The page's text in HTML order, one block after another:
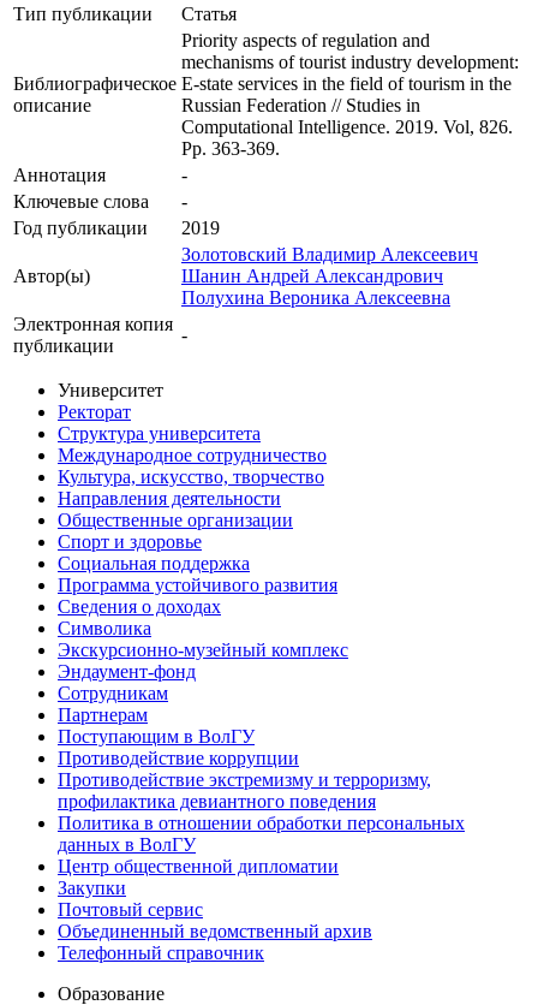
Тип публикации
Статья
Библиографическое
описание
Priority aspects of regulation and
mechanisms of tourist industry development:
E-state services in the field of tourism in the
Russian Federation // Studies in
Computational Intelligence. 2019. Vol, 826.
Pp. 363-369.
Аннотация
-
Ключевые cлова
-
Год публикации
2019
Автор(ы)
Золотовский Владимир Алексеевич
Шанин Андрей Александрович
Полухина Вероника Алексеевна
Электронная копия
публикации
-
Университет
Ректорат
Структура университета
Международное сотрудничество
Культура, искусство, творчество
Направления деятельности
Общественные организации
Спорт и здоровье
Социальная поддержка
Программа устойчивого развития
Сведения о доходах
Символика
Экскурсионно-музейный комплекс
Эндаумент-фонд
Сотрудникам
Партнерам
Поступающим в ВолГУ
Противодействие коррупции
Противодействие экстремизму и терроризму,
профилактика девиантного поведения
Политика в отношении обработки персональных
данных в ВолГУ
Центр общественной дипломатии
Закупки
Почтовый сервис
Объединенный ведомственный архив
Телефонный справочник
Образование